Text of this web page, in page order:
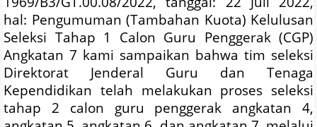
hal: Pengumuman (Tambahan Kuota) Kelulusan
Seleksi Tahap 1 Calon Guru Penggerak (CGP)
Angkatan 7 kami sampaikan bahwa tim seleksi
Direktorat Jenderal Guru dan Tenaga
Kependidikan telah melakukan proses seleksi
tahap 2 calon guru penggerak angkatan 4,